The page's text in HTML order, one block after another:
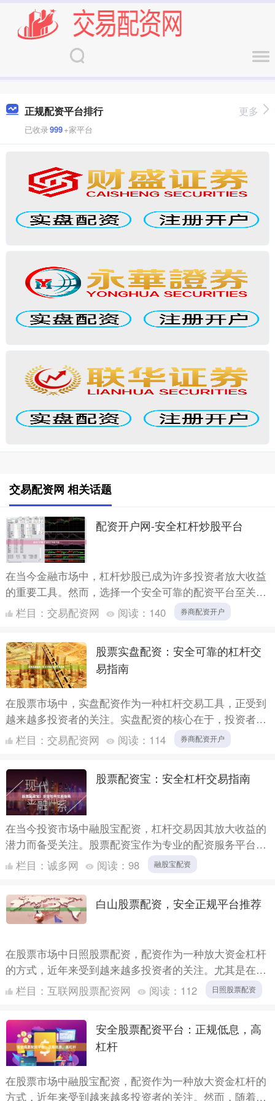
正规配资平台排行
已收录999+家平台
更多
交易配资网 相关话题
配资开户网-安全杠杆炒股平台
在当今金融市场中，杠杆炒股已成为许多投资者放大收益
的重要工具。然而，选择一个安全可靠的配资平台至关重
要。本文将为您详细介绍配资开户网这一安全杠杆炒股平
台，帮助您....
栏目： 交易配资网 阅读： 140 券商配资开户
股票实盘配资：安全可靠的杠杆交
易指南
在股票市场中，实盘配资作为一种杠杆交易工具，正受到
越来越多投资者的关注。实盘配资的核心在于，投资者通
过配资平台获得资金放大，从而在有限的本金基础上扩大
交易规模。....
栏目： 交易配资网 阅读： 114 券商配资开户
股票配资宝：安全杠杆交易指南
在当今投资市场中融股宝配资，杠杆交易因其放大收益的
潜力而备受关注。股票配资宝作为专业的配资服务平台，
致力于为投资者提供安全、透明、高效的杠杆交易解决方
案。本文将....
栏目： 诚多网 阅读： 98 融股宝配资
白山股票配资，安全正规平台推荐
在股票市场中日照股票配资，配资作为一种放大资金杠杆
的方式，近年来受到越来越多投资者的关注。尤其是在市
场行情波动较大的时候，合理利用配资工具，可以在控制
风险的前提....
栏目： 互联网股票配资网 阅读： 112 日照股票配资
安全股票配资平台：正规低息，高
杠杆
在股票市场中融股宝配资，配资作为一种放大资金杠杆的
方式，近年来受到越来越多投资者的关注。然而，随着市